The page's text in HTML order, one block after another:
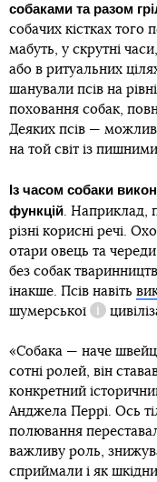
собаками та разом
собачих кістках того
мабуть, у скрутні
або в ритуальних
шанували псів на
поховання собак,
Деяких псів —
на той світ із
Із часом собаки
функцій. Наприклад,
різні корисні речі.
отари овець та
без собак
інакше. Псів навіть
шумерської
Довідка
«Собака — наче
сотні ролей, він
конкретний
Анджела Перрі. Ось
полювання
важливу роль,
сприймали і як